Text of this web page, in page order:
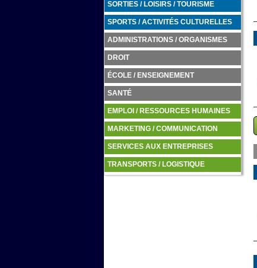
SORTIES / LOISIRS / TOURISME
SPORTS / ACTIVITÉS CULTURELLES
ADMINISTRATIONS / ORGANISMES
DROIT
ÉCOLE / ENSEIGNEMENT
SANTÉ
EMPLOI / RESSOURCES HUMAINES
MARKETING / COMMUNICATION
SERVICES AUX ENTREPRISES
TRANSPORTS / LOGISTIQUE